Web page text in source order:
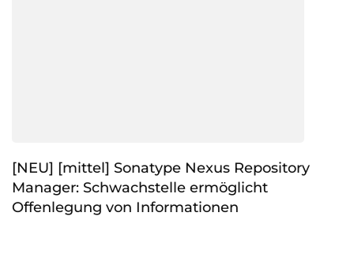
[NEU] [mittel] Sonatype Nexus Repository
Manager: Schwachstelle ermöglicht
Offenlegung von Informationen